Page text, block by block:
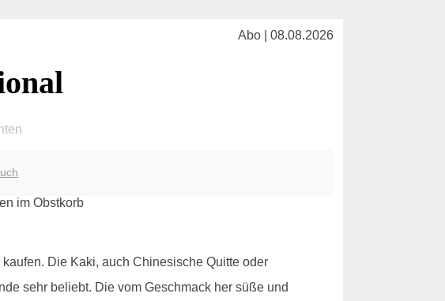
Abo | 08.08.2026
Die Kaki, auch Chinesische Quitte oder
sehr beliebt. Die vom Geschmack her süße und